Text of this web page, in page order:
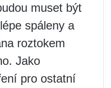
muset být
spáleny a
roztokem
Jako
pro ostatní